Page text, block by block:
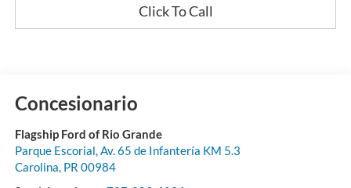
Click To Call
Concesionario
Flagship Ford of Rio Grande
Parque Escorial, Av. 65 de Infantería KM 5.3
Carolina, PR 00984